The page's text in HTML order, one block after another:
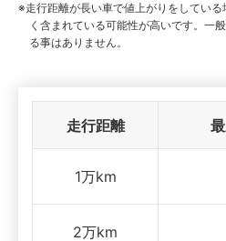
走行距離が長い車で値上がりをしてい
く含まれている可能性が高いです。一
る事はありません。
走行距離
1万km
2万km